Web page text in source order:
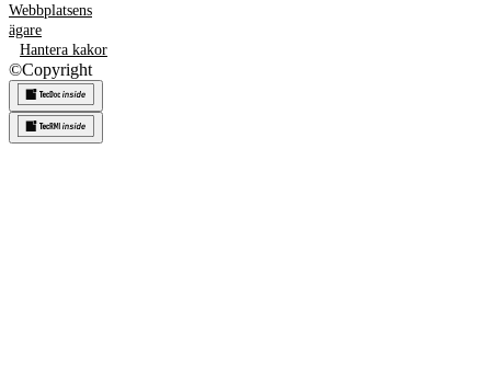
Webbplatsens
ägare
Hantera kakor
©Copyright